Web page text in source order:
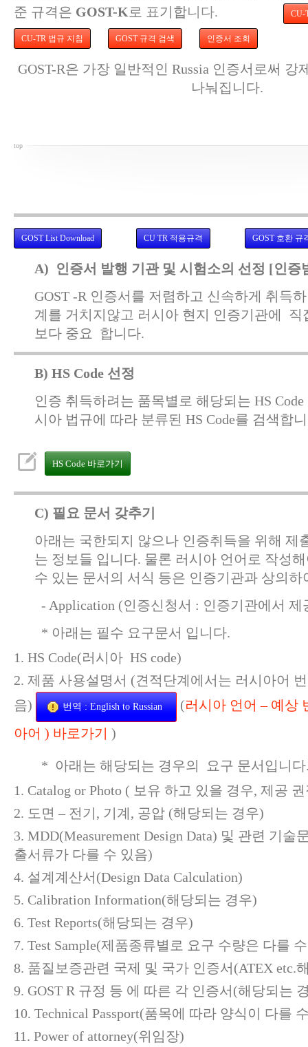
준 규격은 GOST-K로 표기합니다. CU-
CU-TR 법규 지침 GOST 규격 검색 인증서 조회
GOST-R은 가장 일반적인 Russia 인증서로써
나눠집니다.
top
GOST List Download CU TR 적용규격 GOST 호환 규
A) 인증서 발행 기관 및 시험소의 선정 [인증
GOST -R 인증서를 저렴하고 신속하게 취득
계를 거치지않고 러시아 현지 인증기관에 직
보다 중요 합니다.
B) HS Code 선정
인증 취득하려는 품목별로 해당되는 HS
시아 법규에 따라 분류된 HS Code를 검색합
HS Code 바로가기
C) 필요 문서 갖추기
아래는 국한되지 않으나 인증취득을 위해 제
는 정보들 입니다. 물론 러시아 언어로 작성
수 있는 문서의 서식 등은 인증기관과 상의하
- Application (인증신청서 : 인증기관에서 제
* 아래는 필수 요구문서 입니다.
HS Code(러시아 HS code)
제품 사용설명서 (견적단계에서는 러시아어
음)
번역 : English to Russian (러시아 언어 – 예상
아어 ) 바로가기
)
* 아래는 해당되는 경우의 요구 문서입니다
Catalog or Photo ( 보유 하고 있을 경우, 제공
도면 – 전기, 기계, 공압 (해당되는 경우)
MDD(Measurement Design Data) 및 관련 기술
출서류가 다를 수 있음)
설계계산서(Design Data Calculation)
Calibration Information(해당되는 경우)
Test Reports(해당되는 경우)
Test Sample(제품종류별로 요구 수량은 다를
품질보증관련 국제 및 국가 인증서(ATEX etc.
GOST R 규정 등 에 따른 각 인증서(해당되는
Technical Passport(품목에 따라 양식이 다를
Power of attorney(위임장)